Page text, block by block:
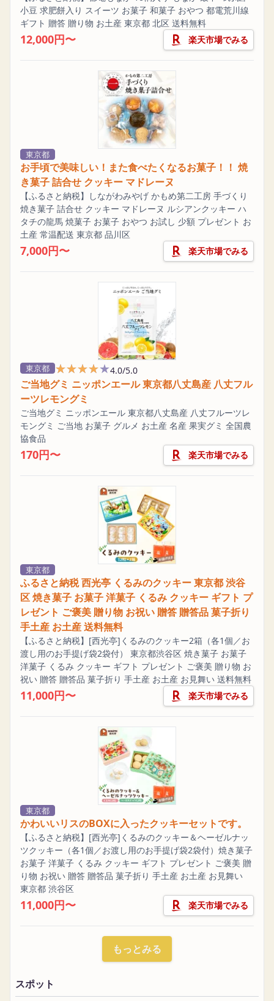
小豆 求肥餅入り スイーツ お菓子 和菓子 おやつ 都電荒川線
ギフト 贈答 贈り物 お土産 東京都 北区 送料無料
12,000円〜 楽天市場でみる
東京都
お手頃で美味しい！また食べたくなるお菓子！！ 焼
き菓子 詰合せ クッキー マドレーヌ
【ふるさと納税】しながわみやげ かもめ第二工房 手づくり
焼き菓子 詰合せ クッキー マドレーヌ ルシアンクッキー ハ
タチの龍馬 焼菓子 お菓子 おやつ お試し 少額 プレゼント お
土産 常温配送 東京都 品川区
7,000円〜 楽天市場でみる
東京都 ★★★★★
★★★★★4.0/5.0
ご当地グミ ニッポンエール 東京都八丈島産 八丈フル
ーツレモングミ
ご当地グミ ニッポンエール 東京都八丈島産 八丈フルーツレ
モングミ ご当地 お菓子 グルメ お土産 名産 果実グミ 全国農
協食品
170円〜 楽天市場でみる
東京都
ふるさと納税 西光亭 くるみのクッキー 東京都 渋谷
区 焼き菓子 お菓子 洋菓子 くるみ クッキー ギフト プ
レゼント ご褒美 贈り物 お祝い 贈答 贈答品 菓子折り
手土産 お土産 送料無料
【ふるさと納税】[西光亭]くるみのクッキー2箱（各1個／お
渡し用のお手提げ袋2袋付） 東京都渋谷区 焼き菓子 お菓子
洋菓子 くるみ クッキー ギフト プレゼント ご褒美 贈り物 お
祝い 贈答 贈答品 菓子折り 手土産 お土産 お見舞い 送料無料
11,000円〜 楽天市場でみる
東京都
かわいいリスのBOXに入ったクッキーセットです。
【ふるさと納税】[西光亭]くるみのクッキー＆ヘーゼルナッ
ツクッキー（各1個／お渡し用のお手提げ袋2袋付）焼き菓子
お菓子 洋菓子 くるみ クッキー ギフト プレゼント ご褒美 贈
り物 お祝い 贈答 贈答品 菓子折り 手土産 お土産 お見舞い
東京都 渋谷区
11,000円〜 楽天市場でみる
もっとみる
スポット